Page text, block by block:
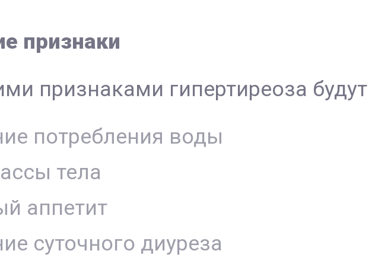
признаки
признаками гипертиреоза будут
потребления воды
тела
аппетит
суточного диуреза